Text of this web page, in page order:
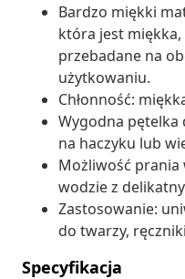
Bardzo miękki
która jest miękka,
przebadane na
użytkowaniu.
Chłonność:
Wygodna pętelka
na haczyku lub
Możliwość prania
wodzie z
Zastosowanie:
do twarzy,
Specyfikacja